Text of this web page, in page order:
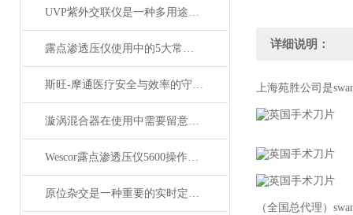
UVP紫外交联仪是一种多用途的254nm紫外辐射系统
露点渗透压仪使用中的5大常见问题解析
斯旺-摩通医疗安全与效率的守护者
漩涡混合器在使用中需要留意哪些细节
Wescor露点渗透压仪5600操作手册
原位杂交是一种重要的实时定量PCR检测方法
详细说明：
上海苑胜公司是
（全国总代理）